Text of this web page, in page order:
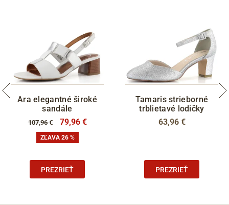
Ara elegantné široké
sandále
107,96 € 79,96 €
ZĽAVA 26 %
PREZRIEŤ
Tamaris strieborné
trblietavé lodičky
63,96 €
PREZRIEŤ